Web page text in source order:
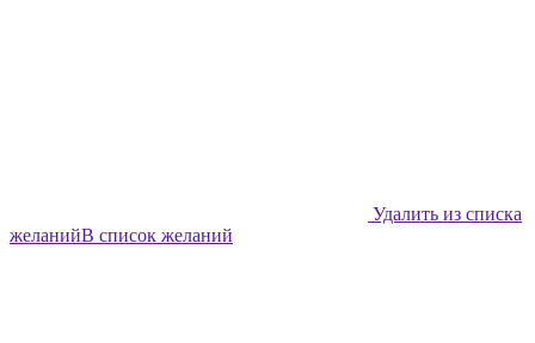
Удалить из списка
желанийВ список желаний